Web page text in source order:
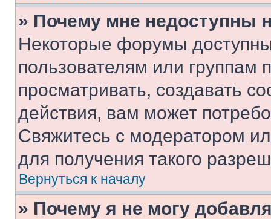
» Почему мне недоступны
Некоторые форумы
пользователям или группам
просматривать, создавать
действия, вам может
Свяжитесь с модератором
для получения такого
Вернуться к началу
» Почему я не могу